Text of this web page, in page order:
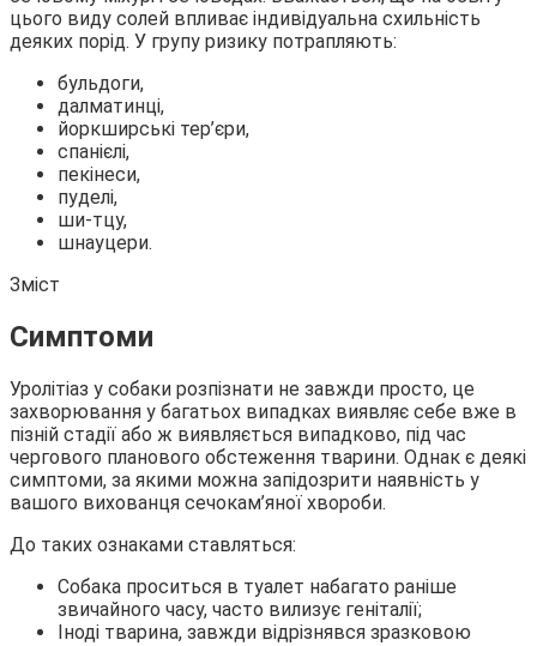
цього виду солей впливає індивідуальна схильність
деяких порід. У групу ризику потрапляють:
бульдоги,
далматинці,
йоркширські тер’єри,
спанієлі,
пекінеси,
пуделі,
ши-тцу,
шнауцери.
Зміст
Симптоми
Уролітіаз у собаки розпізнати не завжди просто, це
захворювання у багатьох випадках виявляє себе вже в
пізній стадії або ж виявляється випадково, під час
чергового планового обстеження тварини. Однак є деякі
симптоми, за якими можна запідозрити наявність у
вашого вихованця сечокам’яної хвороби.
До таких ознаками ставляться:
Собака проситься в туалет набагато раніше
звичайного часу, часто вилизує геніталії;
Іноді тварина, завжди відрізнявся зразковою